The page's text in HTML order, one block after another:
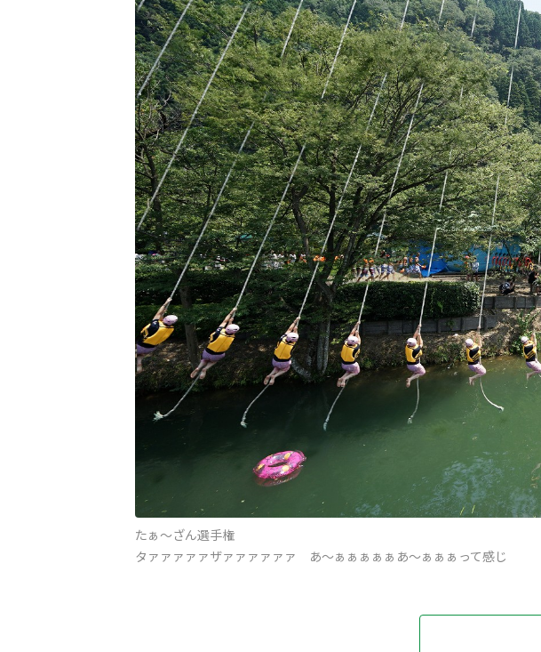
たぁ～ざん選手権
タァァァァァザァァァァァァ あ～ぁぁぁぁぁあ～ぁぁぁって感じ